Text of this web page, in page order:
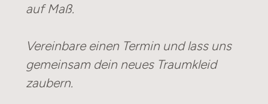
auf Maß.
Vereinbare einen Termin und lass uns
gemeinsam dein neues Traumkleid
zaubern.